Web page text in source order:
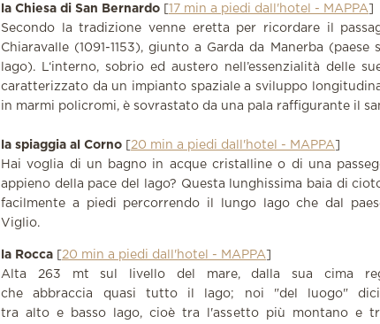
la Chiesa di San Bernardo 17 min a piedi dall'hotel - MAPPA
Secondo la tradizione venne eretta per ricordare il
Chiaravalle (1091-1153), giunto a Garda da Manerba (paese
lago). L‘interno, sobrio ed austero nell’essenzialità delle
caratterizzato da un impianto spaziale a sviluppo
in marmi policromi, è sovrastato da una pala raffigurante il
la spiaggia al Corno 20 min a piedi dall'hotel - MAPPA
Hai voglia di un bagno in acque cristalline o di una
appieno della pace del lago? Questa lunghissima baia di
facilmente a piedi percorrendo il lungo lago che dal
Viglio.
la Rocca 20 min a piedi dall'hotel - MAPPA
Alta 263 mt sul livello del mare, dalla sua cima
che abbraccia quasi tutto il lago; noi "del luogo"
tra alto e basso lago, cioè tra l'assetto più montano e